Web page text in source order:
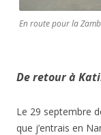
En route pour la
De retour à
Le 29 septembre
que j’entrais en